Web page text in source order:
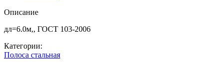
ст3сп
Описание
дл=6.0м,, ГОСТ 103-2006
Категории:
Полоса стальная